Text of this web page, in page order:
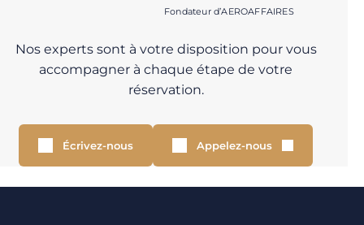
Fondateur d’AEROAFFAIRES
Nos experts sont à votre disposition pour vous
accompagner à chaque étape de votre
réservation.
Écrivez-nous Appelez-nous